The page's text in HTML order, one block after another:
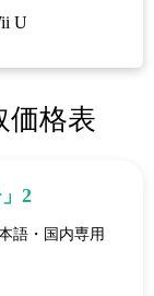
U
価格表
2
語・国内専用